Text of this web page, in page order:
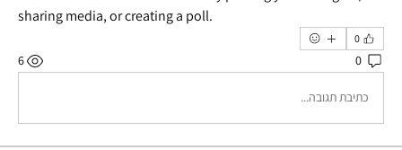
sharing media, or creating a poll.
0
0
6
כתיבת תגובה...